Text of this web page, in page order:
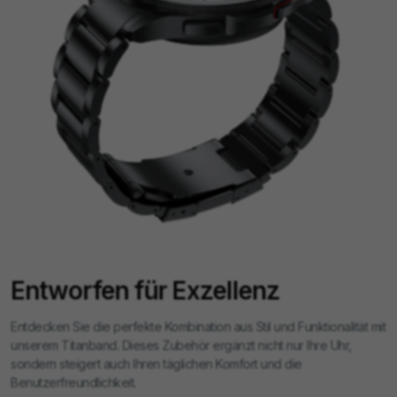
Wie reinige ich das Titanband?
Reinigen Sie es mit einem weichen Tuch und einem nicht-
abrasiven Reiniger.
Kann das Band bei sportlichen Aktivitäten verwendet
werden?
Ja, sein robustes Design eignet sich für alle Arten von
Aktivitäten.
Entworfen für Exzellenz
Entdecken Sie die perfekte Kombination aus Stil und Funktionalität mit
unserem Titanband. Dieses Zubehör ergänzt nicht nur Ihre Uhr,
sondern steigert auch Ihren täglichen Komfort und die
Benutzerfreundlichkeit.